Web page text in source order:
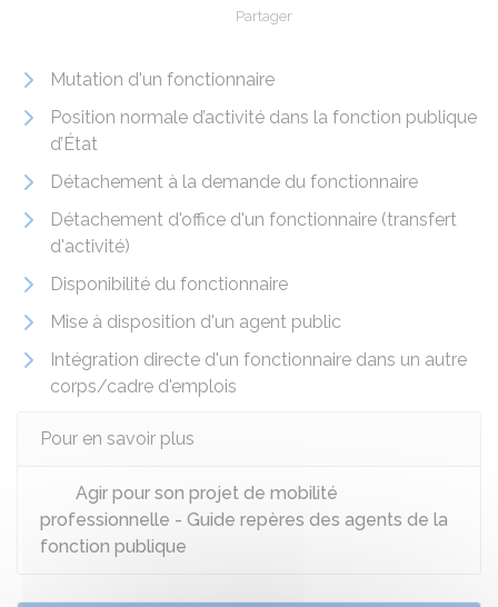
Partager
Mutation d'un fonctionnaire
Position normale d’activité dans la fonction publique
d’État
Détachement à la demande du fonctionnaire
Détachement d'office d'un fonctionnaire (transfert
d'activité)
Disponibilité du fonctionnaire
Mise à disposition d'un agent public
Intégration directe d'un fonctionnaire dans un autre
corps/cadre d'emplois
Pour en savoir plus
Agir pour son projet de mobilité
professionnelle - Guide repères des agents de la
fonction publique